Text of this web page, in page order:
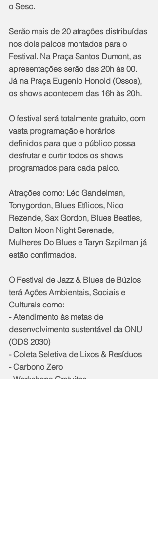
o Sesc.
Serão mais de 20 atrações distribuídas
nos dois palcos montados para o
Festival. Na Praça Santos Dumont, as
apresentações serão das 20h às 00.
Já na Praça Eugenio Honold (Ossos),
os shows acontecem das 16h às 20h.
O festival será totalmente gratuito, com
vasta programação e horários
definidos para que o público possa
desfrutar e curtir todos os shows
programados para cada palco.
Atrações como: Léo Gandelman,
Tonygordon, Blues Etílicos, Nico
Rezende, Sax Gordon, Blues Beatles,
Dalton Moon Night Serenade,
Mulheres Do Blues e Taryn Szpilman já
estão confirmados.
O Festival de Jazz & Blues de Búzios
terá Ações Ambientais, Sociais e
Culturais como:
- Atendimento às metas de
desenvolvimento sustentável da ONU
(ODS 2030)
- Coleta Seletiva de Lixos & Resíduos
- Carbono Zero
- Workshops Gratuitos